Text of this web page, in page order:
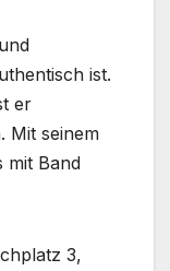
ist.
er
Mit seinem
mit Band
3,